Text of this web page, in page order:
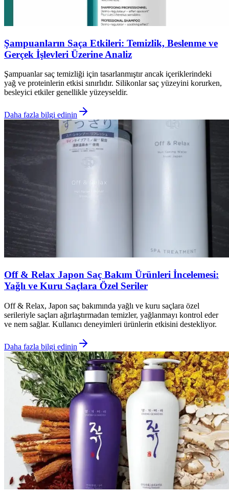
Şampuanların Saça Etkileri: Temizlik, Beslenme ve
Gerçek İşlevleri Üzerine Analiz
Şampuanlar saç temizliği için tasarlanmıştır ancak içeriklerindeki
yağ ve proteinlerin etkisi sınırlıdır. Silikonlar saç yüzeyini korurken,
besleyici etkiler genellikle yüzeyseldir.
Daha fazla bilgi edinin
Off & Relax Japon Saç Bakım Ürünleri İncelemesi:
Yağlı ve Kuru Saçlara Özel Seriler
Off & Relax, Japon saç bakımında yağlı ve kuru saçlara özel
serileriyle saçları ağırlaştırmadan temizler, yağlanmayı kontrol eder
ve nem sağlar. Kullanıcı deneyimleri ürünlerin etkisini destekliyor.
Daha fazla bilgi edinin